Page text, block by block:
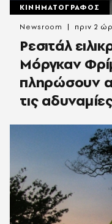
ΚΙΝΗΜΑΤΟΓΡΑΦΟΣ
Ρεσιτάλ
Μόργκαν
πληρώσουν
τις
Newsroom πριν 2